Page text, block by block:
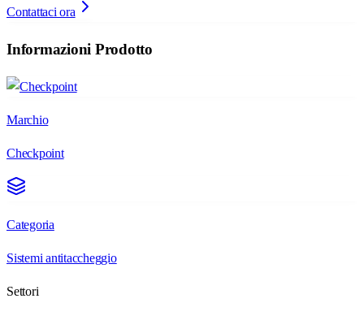
Contattaci ora
Informazioni Prodotto
Marchio
Checkpoint
Categoria
Sistemi antitaccheggio
Settori